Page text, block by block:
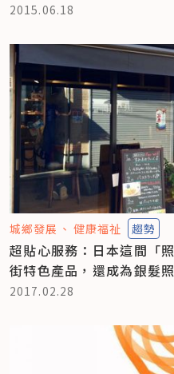
2015.06.18
城鄉發展 健康福祉 趨勢
超貼心服務：日本這間「
街特色產品，還成為銀髮
2017.02.28